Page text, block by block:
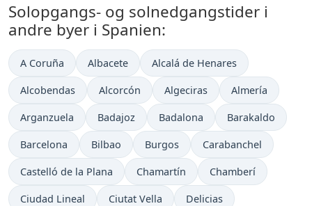
Solopgangs- og solnedgangstider i
andre byer i Spanien:
A Coruña Albacete Alcalá de Henares
Alcobendas Alcorcón Algeciras Almería
Arganzuela Badajoz Badalona Barakaldo
Barcelona Bilbao Burgos Carabanchel
Castelló de la Plana Chamartín Chamberí
Ciudad Lineal Ciutat Vella Delicias